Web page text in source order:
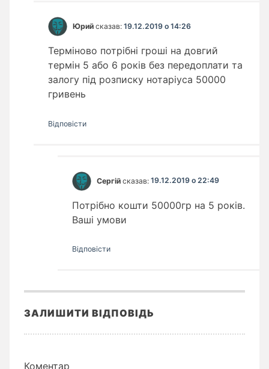
Юрий сказав: 19.12.2019 о 14:26
Терміново потрібні гроші на довгий
термін 5 або 6 років без передоплати та
залогу під розписку нотаріуса 50000
гривень
Відповіcти
Сергій сказав: 19.12.2019 о 22:49
Потрібно кошти 50000гр на 5 років.
Ваші умови
Відповіcти
ЗАЛИШИТИ ВІДПОВІДЬ
Коментар